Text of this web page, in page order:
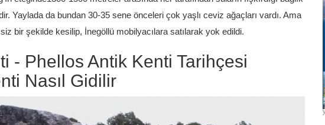
Yaylada da bundan 30-35 sene önceleri çok yaşlı ceviz ağaçları vardı. Ama
bir şekilde kesilip, İnegöllü mobilyacılara satılarak yok edildi.
- Phellos Antik Kenti Tarihçesi
Nasıl Gidilir